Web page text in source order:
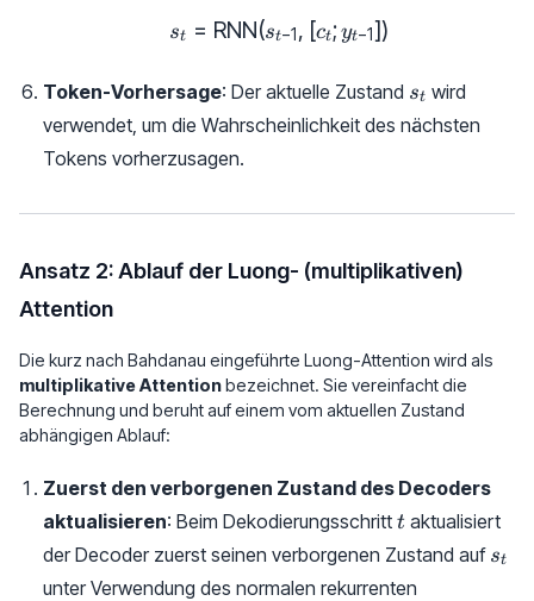
s_t = \text{RNN}(s_{t-1},
st = RNN(st−1 , [ct;yt−1 ])
Token-Vorhersage: Der aktuelle Zustand s_t
st wird
verwendet, um die Wahrscheinlichkeit des nächsten
Tokens vorherzusagen.
Ansatz 2: Ablauf der Luong- (multiplikativen)
Attention
Die kurz nach Bahdanau eingeführte Luong-Attention wird als
multiplikative Attentionbezeichnet. Sie vereinfacht die
Berechnung und beruht auf einem vom aktuellen Zustand
abhängigen Ablauf:
Zuerst den verborgenen Zustand des Decoders
aktualisieren: Beim Dekodierungsschritt t
t aktualisiert
der Decoder zuerst seinen verborgenen Zustand auf s_t
st
unter Verwendung des normalen rekurrenten